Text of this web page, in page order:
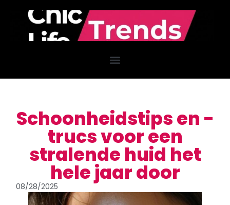
Schoonheidstips en -
trucs voor een
stralende huid het
hele jaar door
08/28/2025